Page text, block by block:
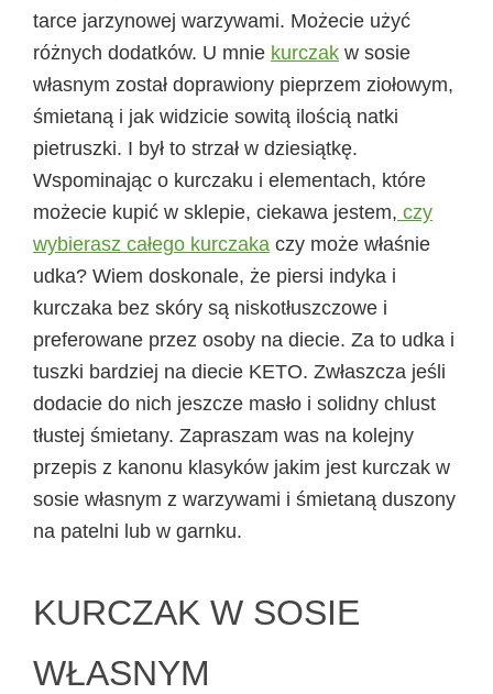
tarce jarzynowej warzywami. Możecie użyć
różnych dodatków. U mnie kurczak w sosie
własnym został doprawiony pieprzem ziołowym,
śmietaną i jak widzicie sowitą ilością natki
pietruszki. I był to strzał w dziesiątkę.
Wspominając o kurczaku i elementach, które
możecie kupić w sklepie, ciekawa jestem, czy
wybierasz całego kurczaka czy może właśnie
udka? Wiem doskonale, że piersi indyka i
kurczaka bez skóry są niskotłuszczowe i
preferowane przez osoby na diecie. Za to udka i
tuszki bardziej na diecie KETO. Zwłaszcza jeśli
dodacie do nich jeszcze masło i solidny chlust
tłustej śmietany. Zapraszam was na kolejny
przepis z kanonu klasyków jakim jest kurczak w
sosie własnym z warzywami i śmietaną duszony
na patelni lub w garnku.
KURCZAK W SOSIE
WŁASNYM